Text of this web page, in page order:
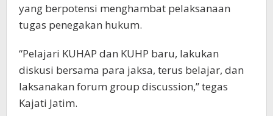
yang berpotensi menghambat pelaksanaan
tugas penegakan hukum.
“Pelajari KUHAP dan KUHP baru, lakukan
diskusi bersama para jaksa, terus belajar, dan
laksanakan forum group discussion,” tegas
Kajati Jatim.